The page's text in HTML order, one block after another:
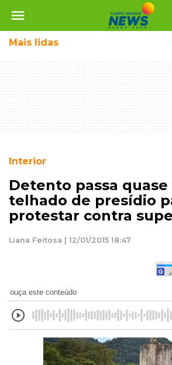
menu
Mais lidas
Interior
Detento passa quase
telhado de presídio
protestar contra
Liana Feitosa | 12/01/2015 18:47
ouça este conteúdo